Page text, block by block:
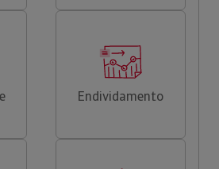
Endividamento